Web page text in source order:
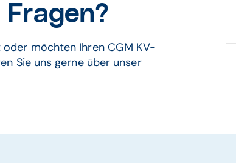
oder möchten Ihren CGM KV-
Sie uns gerne über unser